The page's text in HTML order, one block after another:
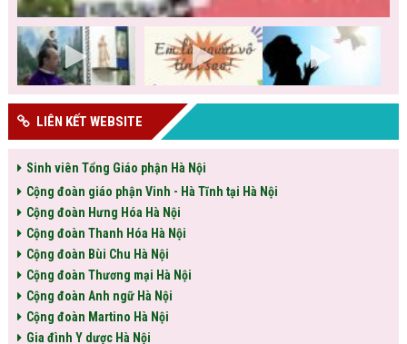
LIÊN KẾT WEBSITE
Sinh viên Tổng Giáo phận Hà Nội
Cộng đoàn giáo phận Vinh - Hà Tĩnh tại Hà Nội
Cộng đoàn Hưng Hóa Hà Nội
Cộng đoàn Thanh Hóa Hà Nội
Cộng đoàn Bùi Chu Hà Nội
Cộng đoàn Thương mại Hà Nội
Cộng đoàn Anh ngữ Hà Nội
Cộng đoàn Martino Hà Nội
Gia đình Y dược Hà Nội